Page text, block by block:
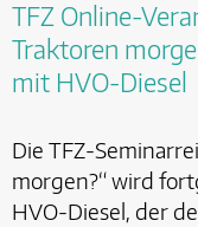
TFZ Online-
Traktoren
mit HVO-Diesel
Die TFZ-
morgen?“ wird
HVO-Diesel, der